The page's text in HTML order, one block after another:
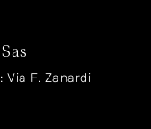
Via F. Zanardi